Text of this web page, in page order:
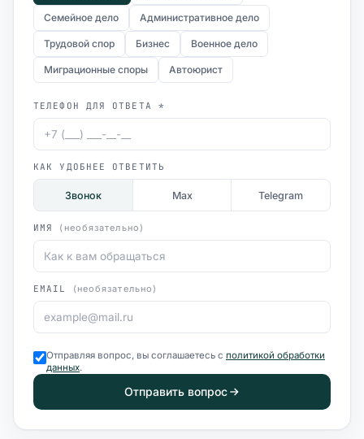
Семейное дело Административное дело
Трудовой спор Бизнес Военное дело
Миграционные споры Автоюрист
ТЕЛЕФОН ДЛЯ ОТВЕТА *
КАК УДОБНЕЕ ОТВЕТИТЬ
Звонок Max Telegram
ИМЯ (необязательно)
EMAIL (необязательно)
Отправляя вопрос, вы соглашаетесь с политикой обработки
данных.
Отправить вопрос